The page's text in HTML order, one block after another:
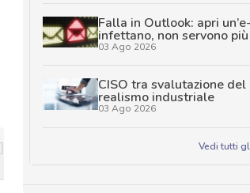
Falla in Outlook: apri
infettano, non servono
03 Ago 2026
CISO tra svalutazione
realismo industriale
03 Ago 2026
Vedi tutti